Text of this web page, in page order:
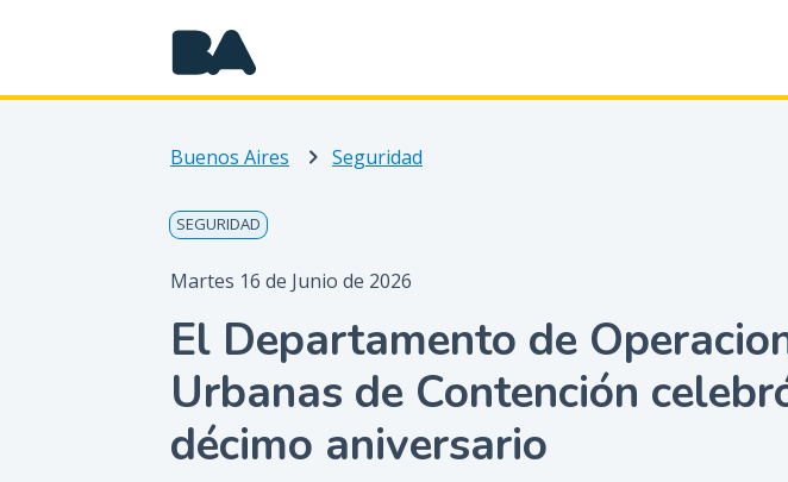
Buenos Aires Seguridad
SEGURIDAD
Martes 16 de Junio de 2026
El Departamento de
Urbanas de Contención
décimo aniversario